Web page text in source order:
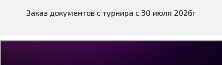
Заказ документов с турнира с 30 июля 2026г